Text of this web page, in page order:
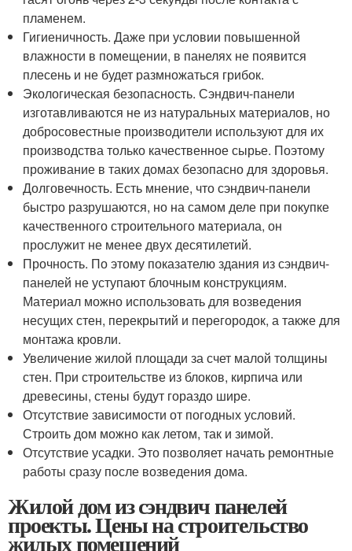
пламенем.
Гигиеничность. Даже при условии повышенной
влажности в помещении, в панелях не появится
плесень и не будет размножаться грибок.
Экологическая безопасность. Сэндвич-панели
изготавливаются не из натуральных материалов, но
добросовестные производители используют для их
производства только качественное сырье. Поэтому
проживание в таких домах безопасно для здоровья.
Долговечность. Есть мнение, что сэндвич-панели
быстро разрушаются, но на самом деле при покупке
качественного строительного материала, он
прослужит не менее двух десятилетий.
Прочность. По этому показателю здания из сэндвич-
панелей не уступают блочным конструкциям.
Материал можно использовать для возведения
несущих стен, перекрытий и перегородок, а также для
монтажа кровли.
Увеличение жилой площади за счет малой толщины
стен. При строительстве из блоков, кирпича или
древесины, стены будут гораздо шире.
Отсутствие зависимости от погодных условий.
Строить дом можно как летом, так и зимой.
Отсутствие усадки. Это позволяет начать ремонтные
работы сразу после возведения дома.
Жилой дом из сэндвич панелей
проекты. Цены на строительство
жилых помещений